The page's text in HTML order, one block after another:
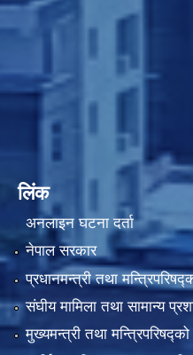
लिंक
अनलाइन घटना दर्ता
नेपाल सरकार
प्रधानमन्त्री तथा
संघीय मामिला तथा सामान्य
मुख्यमन्त्री तथा